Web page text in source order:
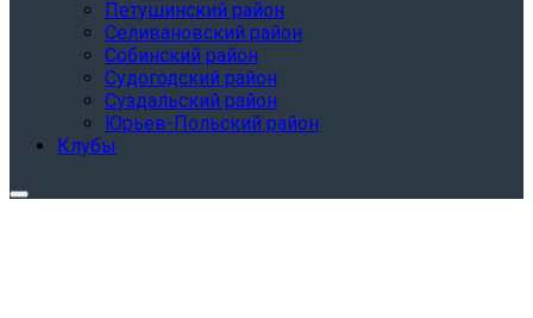
Петушинский район
Селивановский район
Собинский район
Судогодский район
Суздальский район
Юрьев-Польский район
Клубы